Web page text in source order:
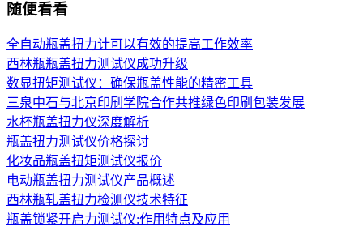
随便看看
全自动瓶盖扭力计可以有效的提高工作效率
西林瓶瓶盖扭力测试仪成功升级
数显扭矩测试仪：确保瓶盖性能的精密工具
三泉中石与北京印刷学院合作共推绿色印刷包装发展
水杯瓶盖扭力仪深度解析
瓶盖扭力测试仪价格探讨
化妆品瓶盖扭矩测试仪报价
电动瓶盖扭力测试仪产品概述
西林瓶轧盖扭力检测仪技术特征
瓶盖锁紧开启力测试仪:作用特点及应用